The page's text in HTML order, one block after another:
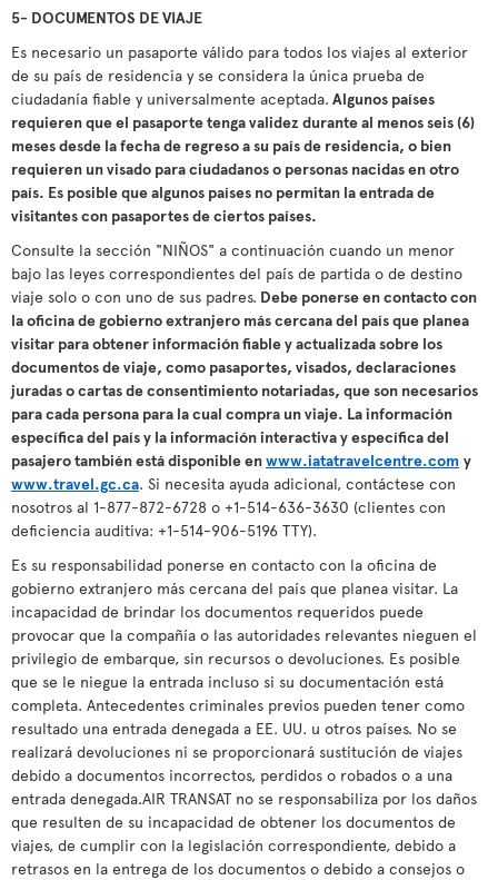
5- DOCUMENTOS DE VIAJE
Es necesario un pasaporte válido para todos los viajes al exterior
de su país de residencia y se considera la única prueba de
ciudadanía fiable y universalmente aceptada. Algunos países
requieren que el pasaporte tenga validez durante al menos seis (6)
meses desde la fecha de regreso a su país de residencia, o bien
requieren un visado para ciudadanos o personas nacidas en otro
país. Es posible que algunos países no permitan la entrada de
visitantes con pasaportes de ciertos países.
Consulte la sección "NIÑOS" a continuación cuando un menor
bajo las leyes correspondientes del país de partida o de destino
viaje solo o con uno de sus padres. Debe ponerse en contacto con
la oficina de gobierno extranjero más cercana del país que planea
visitar para obtener información fiable y actualizada sobre los
documentos de viaje, como pasaportes, visados, declaraciones
juradas o cartas de consentimiento notariadas, que son necesarios
para cada persona para la cual compra un viaje. La información
específica del país y la información interactiva y específica del
pasajero también está disponible enwww.iatatravelcentre.com y
www.travel.gc.ca. Si necesita ayuda adicional, contáctese con
nosotros al 1-877-872-6728 o +1-514-636-3630 (clientes con
deficiencia auditiva: +1-514-906-5196 TTY).
Es su responsabilidad ponerse en contacto con la oficina de
gobierno extranjero más cercana del país que planea visitar. La
incapacidad de brindar los documentos requeridos puede
provocar que la compañía o las autoridades relevantes nieguen el
privilegio de embarque, sin recursos o devoluciones. Es posible
que se le niegue la entrada incluso si su documentación está
completa. Antecedentes criminales previos pueden tener como
resultado una entrada denegada a EE. UU. u otros países. No se
realizará devoluciones ni se proporcionará sustitución de viajes
debido a documentos incorrectos, perdidos o robados o a una
entrada denegada.AIR TRANSAT no se responsabiliza por los daños
que resulten de su incapacidad de obtener los documentos de
viajes, de cumplir con la legislación correspondiente, debido a
retrasos en la entrega de los documentos o debido a consejos o